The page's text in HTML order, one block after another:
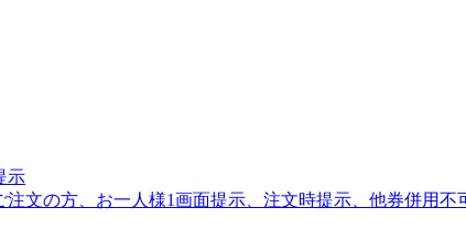
示
文の方、お一人様1画面提示、注文時提示、他券併用不